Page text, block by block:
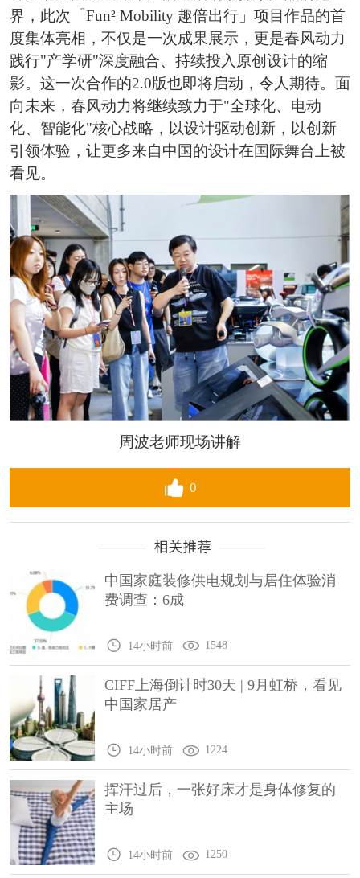
界，此次「Fun² Mobility 趣倍出行」项目作品的首
度集体亮相，不仅是一次成果展示，更是春风动力
践行"产学研"深度融合、持续投入原创设计的缩
影。这一次合作的2.0版也即将启动，令人期待。面
向未来，春风动力将继续致力于"全球化、电动
化、智能化"核心战略，以设计驱动创新，以创新
引领体验，让更多来自中国的设计在国际舞台上被
看见。
周波老师现场讲解
0
中国家庭装修供电规划与居住体验消
费调查：6成
14小时前 1548
CIFF上海倒计时30天 | 9月虹桥，看见
中国家居产
14小时前 1224
挥汗过后，一张好床才是身体修复的
主场
14小时前 1250